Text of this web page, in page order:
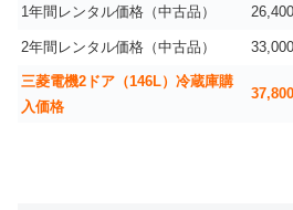
1年間レンタル価格（中古品）
2年間レンタル価格（中古品）
三菱電機2ドア（146L）冷蔵庫購
入価格